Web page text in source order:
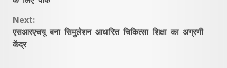
Next:
एसआरएचयू बना सिमुलेशन आधारित चिकित्सा शिक्षा का अग्रणी
केंद्र